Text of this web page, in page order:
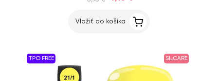
Vložiť do košíka
TPO FREE SILCARE